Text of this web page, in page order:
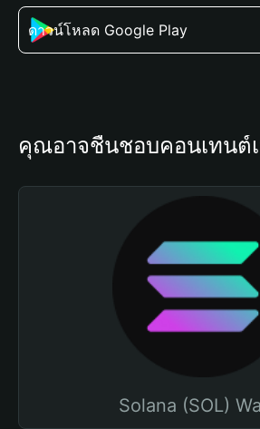
ดาวน์โหลด Google Play
คุณอาจชื่นชอบคอนเทนต์
Solana (SOL)